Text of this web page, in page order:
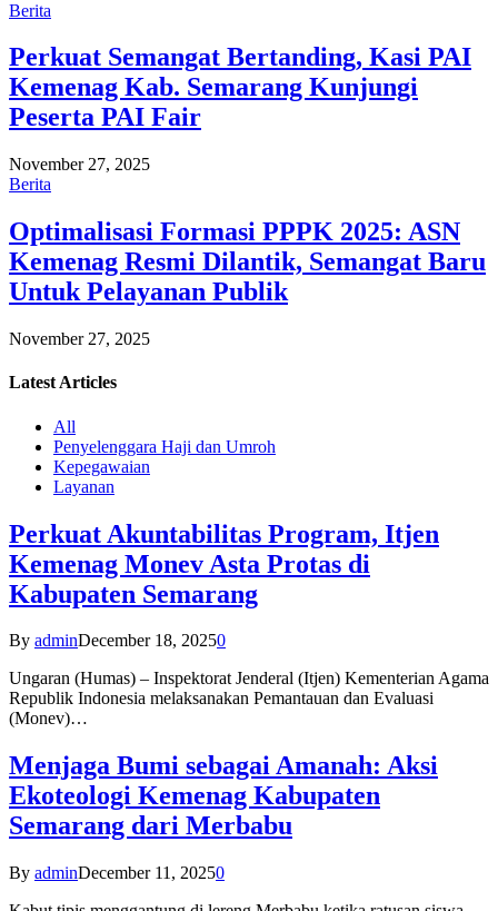
Berita
Perkuat Semangat Bertanding, Kasi PAI
Kemenag Kab. Semarang Kunjungi
Peserta PAI Fair
November 27, 2025
Berita
Optimalisasi Formasi PPPK 2025: ASN
Kemenag Resmi Dilantik, Semangat Baru
Untuk Pelayanan Publik
November 27, 2025
Latest Articles
All
Penyelenggara Haji dan Umroh
Kepegawaian
Layanan
Perkuat Akuntabilitas Program, Itjen
Kemenag Monev Asta Protas di
Kabupaten Semarang
By adminDecember 18, 20250
Ungaran (Humas) – Inspektorat Jenderal (Itjen) Kementerian Agama
Republik Indonesia melaksanakan Pemantauan dan Evaluasi
(Monev)…
Menjaga Bumi sebagai Amanah: Aksi
Ekoteologi Kemenag Kabupaten
Semarang dari Merbabu
By adminDecember 11, 20250